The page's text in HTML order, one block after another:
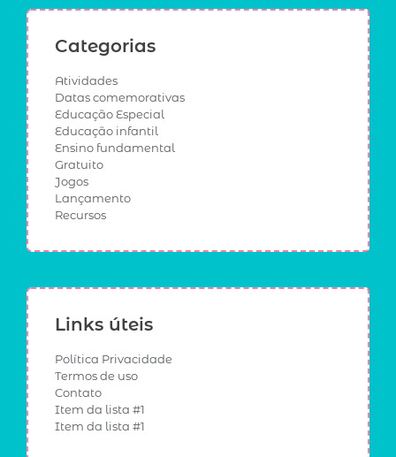
Categorias
Atividades
Datas comemorativas
Educação Especial
Educação infantil
Ensino fundamental
Gratuito
Jogos
Lançamento
Recursos
Links úteis
Política Privacidade
Termos de uso
Contato
Item da lista #1
Item da lista #1